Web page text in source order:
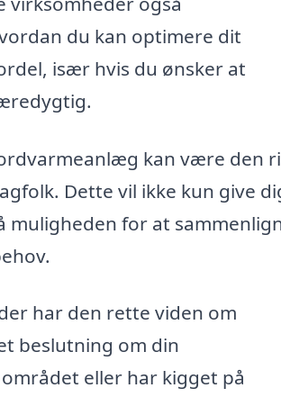
du kan optimere dit
især hvis du ønsker at
kan være den
Dette vil ikke kun give
muligheden for at
har den rette viden om
beslutning om din
eller har kigget på